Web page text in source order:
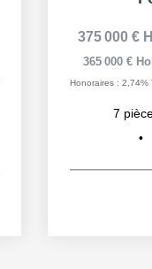
375 000 €
365 000 €
Honoraires : 2,74%
7